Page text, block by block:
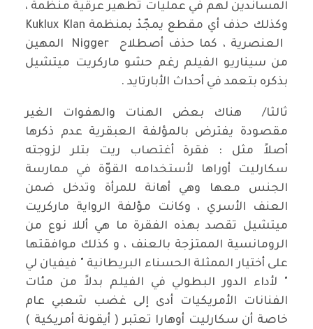
المساندين لهم في عمليات تطهير عرقية منظمة ،
وكذلك حذف أي مقطع يمجّدْ بمنظمة Kuklux Klan
العنصرية ، كما حذف أصطلاح Nigger المهين
من سيناريو الفيلم رغم حشو ماركريت ميتشيل
بذكره بتعمد في أحداث الأبارتايد .
ثالثا/ هناك بعض الهنات والهفوات الغير
مقصودة يفترض بالمؤلفة العبقرية عدم ذكرها
أصلاً مثل : فقرة أغتصاب ريت بتلر لزوجته
سكارليت أوراها لأستخدامه القوّة في ممارسة
الجنس معها وهي أهانة للمرأة وتدخل ضمن
العنف الأسري ، وكانت مؤلفة الرواية ماركريت
ميتشيل تقصد بهذه الفقرة ما هي أللا نوع من
الرومانسية الممتزجة بالعنف ، و كذلك موافقتها
على أختيار الممثلة الحسناء البريطانية " فيفيان لي
" لأداء الدور البطولي في الفيلم بدلاً من مئات
الفنانات الأمريكيات أدى إلى غضب شعبي عام
خاصة أن سكارليت أوهارا تعتبر ( أيقونة أمريكية )